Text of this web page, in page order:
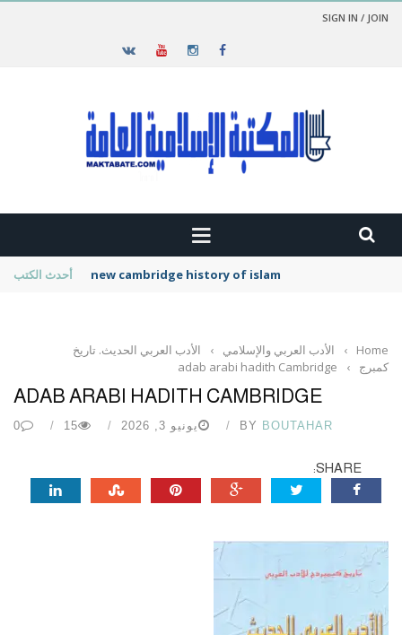
SIGN IN / JOIN
أحدث الكتب new cambridge history of islam
Home
› الأدب العربي والإسلامي ›
الأدب العربي الحديث. تاريخ
كمبرج
›
adab arabi hadith Cambridge
ADAB ARABI HADITH CAMBRIDGE
BY BOUTAHAR يونيو 3, 2026 15
0
SHARE: